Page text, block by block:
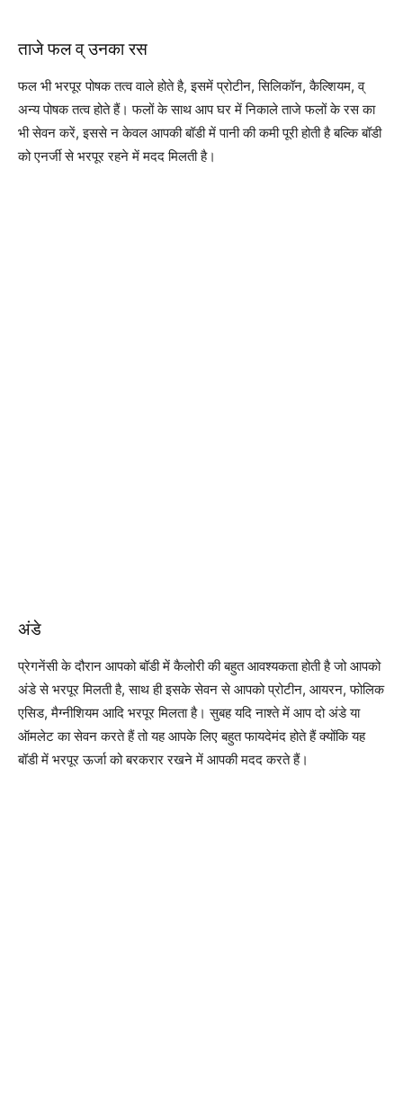
ताजे फल व् उनका रस
फल भी भरपूर पोषक तत्व वाले होते है, इसमें प्रोटीन, सिलिकॉन, कैल्शियम, व्
अन्य पोषक तत्व होते हैं। फलों के साथ आप घर में निकाले ताजे फलों के रस का
भी सेवन करें, इससे न केवल आपकी बॉडी में पानी की कमी पूरी होती है बल्कि बॉडी
को एनर्जी से भरपूर रहने में मदद मिलती है।
अंडे
प्रेगनेंसी के दौरान आपको बॉडी में कैलोरी की बहुत आवश्यकता होती है जो आपको
अंडे से भरपूर मिलती है, साथ ही इसके सेवन से आपको प्रोटीन, आयरन, फोलिक
एसिड, मैग्नीशियम आदि भरपूर मिलता है। सुबह यदि नाश्ते में आप दो अंडे या
ऑमलेट का सेवन करते हैं तो यह आपके लिए बहुत फायदेमंद होते हैं क्योंकि यह
बॉडी में भरपूर ऊर्जा को बरकरार रखने में आपकी मदद करते हैं।